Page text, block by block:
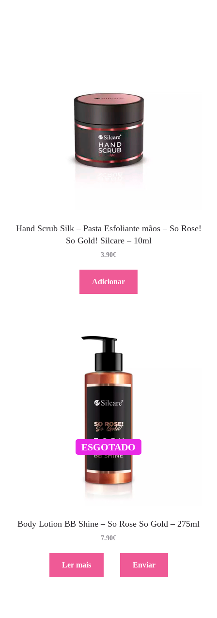
Hand Scrub Silk – Pasta Esfoliante mãos – So Rose!
So Gold! Silcare – 10ml
3.90€
Adicionar
ESGOTADO
Body Lotion BB Shine – So Rose So Gold – 275ml
7.90€
Ler mais Enviar